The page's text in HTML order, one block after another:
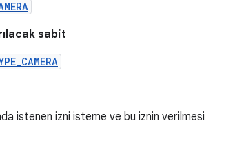
sabit
istenen izni isteme ve bu iznin verilmesi